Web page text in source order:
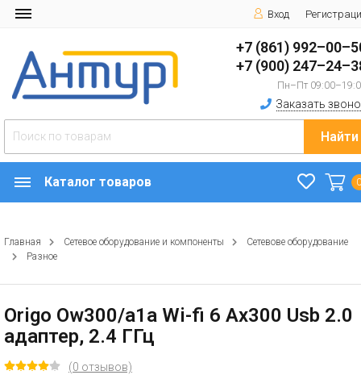
Вход
+7 (861)
+7 (900)
Пн–Пт
Заказать
Найти
Каталог товаров
Главная Сетевое оборудование и компоненты
Сетевове оборудование
Разное
Origo Ow300/a1a Wi-fi 6 Ax300 Usb 2.0
адаптер, 2.4 ГГц
(0 отзывов)